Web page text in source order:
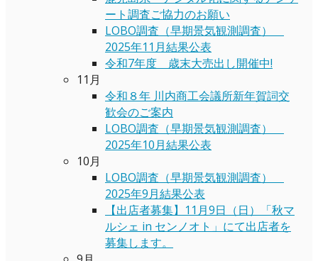
ート調査ご協力のお願い
LOBO調査（早期景気観測調査）
2025年11月結果公表
令和7年度 歳末大売出し開催中!
11月
令和８年 川内商工会議所新年賀詞交
歓会のご案内
LOBO調査（早期景気観測調査）
2025年10月結果公表
10月
LOBO調査（早期景気観測調査）
2025年9月結果公表
【出店者募集】11月9日（日）「秋マ
ルシェ in センノオト」にて出店者を
募集します。